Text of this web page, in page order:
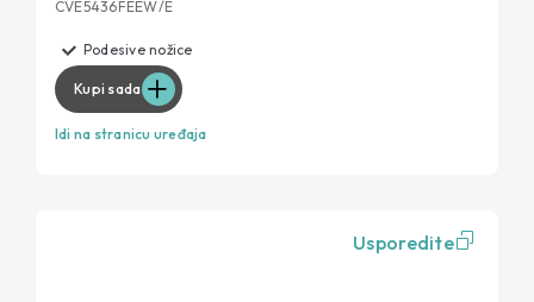
CVE5436FEEW/E
Podesive nožice
Kupi sada
Idi na stranicu uređaja
Usporedite